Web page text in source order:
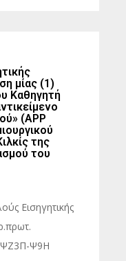
μίας (1)
Καθηγητή
(ΑΡΡ
της
του
Εισηγητικής
Ψ9Η